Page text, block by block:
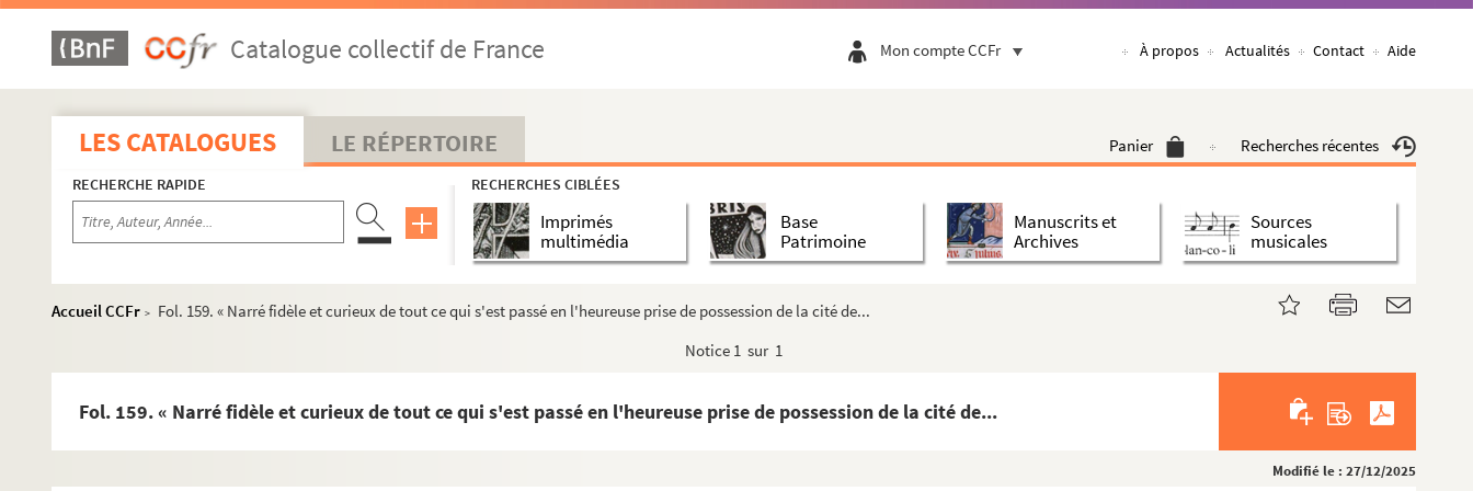
Catalogue collectif de France Mon compte CCFr À propos Actualités Contact Aide
LES CATALOGUES LE RÉPERTOIRE Panier Recherches récentes
RECHERCHE RAPIDE RECHERCHES CIBLÉES
Imprimés
multimédia
Base
Patrimoine
Manuscrits et
Archives
Sources
musicales
Accueil CCFr >
Fol. 159. « Narré fidèle et curieux de tout ce qui s'est passé en l'heureuse prise de possession de la cité de...
Notice 1 sur 1
Fol. 159. « Narré fidèle et curieux de tout ce qui s'est passé en l'heureuse prise de possession de la cité de...
Modifié le : 27/12/2025
Ms 734 à 830. Histoire religieuse
Ms 831 à 897. Histoire
Ms 898 à 1004. Histoire de la Franche-Comté
Ms 899. « Comitatus Burgundiae accurata descriptio », auctore Joanne-Mauritio Tissot
Ms 900. « Comitatus Burgundiae accurata descriptio, cura genesi istius provinciae suprematum », 1621, auctor...
Ms 902. « Recueil de différens dénombremens » concernant les localités et les bénéfices ecclésiastiques du b...